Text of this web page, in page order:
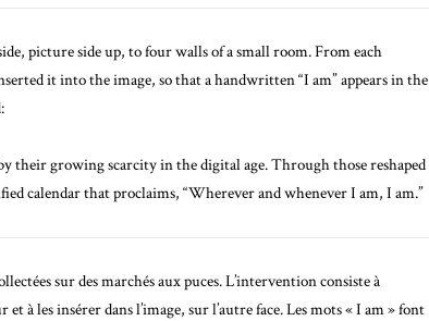
picture side up, to four walls of a small room. From each
it into the image, so that a handwritten “I am” appears in the
their growing scarcity in the digital age. Through those reshaped
calendar that proclaims, “Wherever and whenever I am, I am.”
sur des marchés aux puces. L’intervention consiste à
à les insérer dans l’image, sur l’autre face. Les mots « I am » font